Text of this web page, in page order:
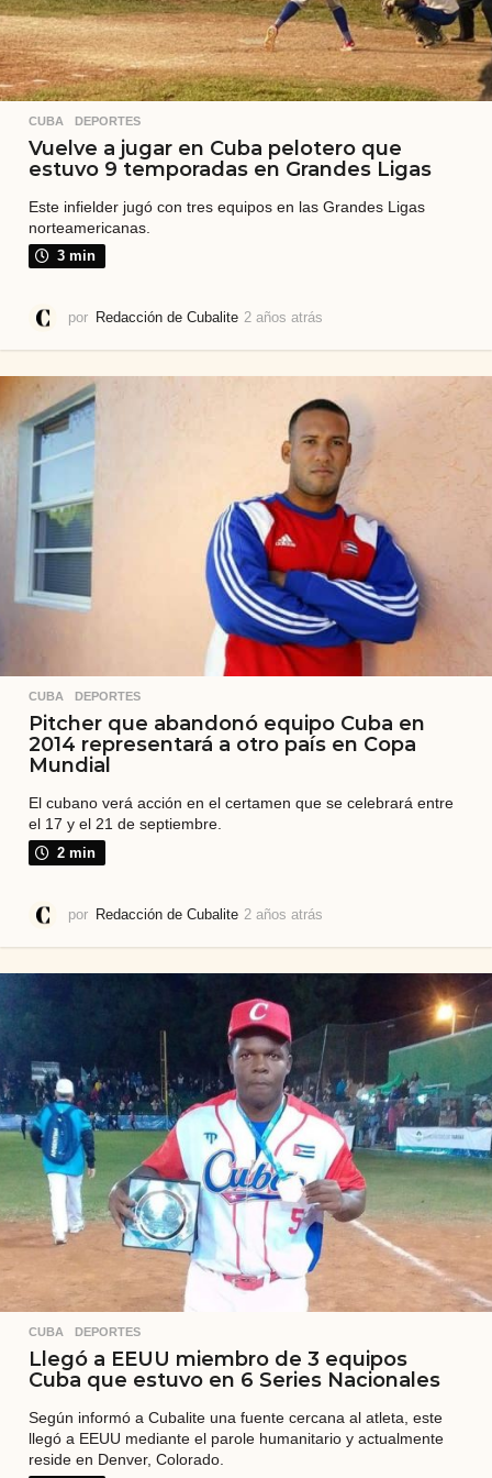
CUBA ,DEPORTES
Vuelve a jugar en Cuba pelotero que
estuvo 9 temporadas en Grandes Ligas
Este infielder jugó con tres equipos en las Grandes Ligas
norteamericanas.
3 min
por Redacción de Cubalite 2 años atrás
o
s
t
r
á
s
CUBA ,DEPORTES
Pitcher que abandonó equipo Cuba en
2014 representará a otro país en Copa
Mundial
El cubano verá acción en el certamen que se celebrará entre
el 17 y el 21 de septiembre.
2 min
por Redacción de Cubalite 2 años atrás
o
t
á
s
CUBA ,DEPORTES
Llegó a EEUU miembro de 3 equipos
Cuba que estuvo en 6 Series Nacionales
Según informó a Cubalite una fuente cercana al atleta, este
llegó a EEUU mediante el parole humanitario y actualmente
reside en Denver, Colorado.